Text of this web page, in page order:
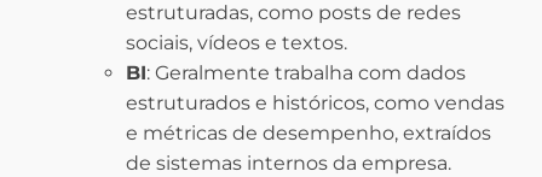
estruturadas, como posts de redes
sociais, vídeos e textos.
BI: Geralmente trabalha com dados
estruturados e históricos, como vendas
e métricas de desempenho, extraídos
de sistemas internos da empresa.